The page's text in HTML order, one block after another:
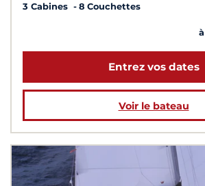
3 Cabines
8 Couchettes
Entrez vos dates
Voir le bateau